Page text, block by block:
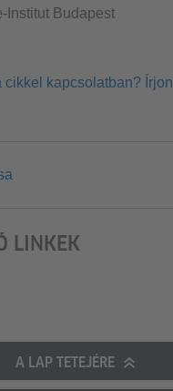
Institut Budapest
cikkel kapcsolatban?
LINKEK
A LAP TETEJÉRE